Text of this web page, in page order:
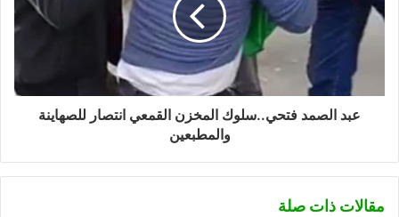
عبد الصمد فتحي..سلوك المخزن القمعي انتصار للصهاينة
والمطبعين
مقالات ذات صلة